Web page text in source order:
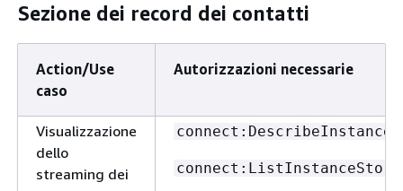
Sezione dei record dei contatti
Action/Use
caso
Autorizzazioni necessarie
Visualizzazione
dello
streaming dei
connect:DescribeInstance